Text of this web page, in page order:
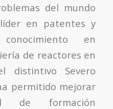
del mundo
en patentes y
en
de reactores en
distintivo Severo
permitido mejorar
de formación